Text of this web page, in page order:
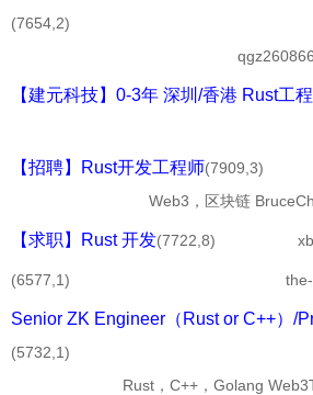
(7654,2)
【建元科技】0-3年 深圳/香港 Rust工
【招聘】Rust开发工程师(7909,3)
Web3，区块链
【求职】Rust 开发(7722,8)
(6577,1)
Senior ZK Engineer（Rust or C++）/
(5732,1)
Rust，C++，Golang